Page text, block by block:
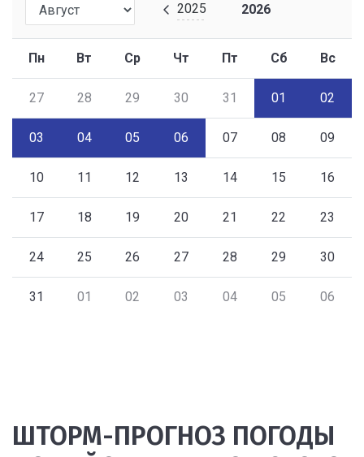
2025 2026
Пн Вт Ср Чт Пт Сб Вс
27 28 29 30 31 01 02
03 04 05 06 07 08 09
10 11 12 13 14 15 16
17 18 19 20 21 22 23
24 25 26 27 28 29 30
31 01 02 03 04 05 06
ШТОРМ-ПРОГНОЗ ПОГОДЫ